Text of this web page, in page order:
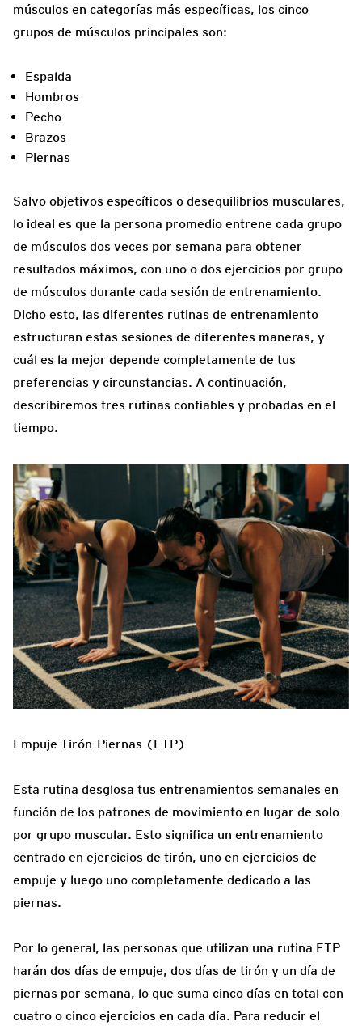
músculos en categorías más específicas, los cinco
grupos de músculos principales son:
Espalda
Hombros
Pecho
Brazos
Piernas
Salvo objetivos específicos o desequilibrios musculares,
lo ideal es que la persona promedio entrene cada grupo
de músculos dos veces por semana para obtener
resultados máximos, con uno o dos ejercicios por grupo
de músculos durante cada sesión de entrenamiento.
Dicho esto, las diferentes rutinas de entrenamiento
estructuran estas sesiones de diferentes maneras, y
cuál es la mejor depende completamente de tus
preferencias y circunstancias. A continuación,
describiremos tres rutinas confiables y probadas en el
tiempo.
Empuje-Tirón-Piernas (ETP)
Esta rutina desglosa tus entrenamientos semanales en
función de los patrones de movimiento en lugar de solo
por grupo muscular. Esto significa un entrenamiento
centrado en ejercicios de tirón, uno en ejercicios de
empuje y luego uno completamente dedicado a las
piernas.
Por lo general, las personas que utilizan una rutina ETP
harán dos días de empuje, dos días de tirón y un día de
piernas por semana, lo que suma cinco días en total con
cuatro o cinco ejercicios en cada día. Para reducir el